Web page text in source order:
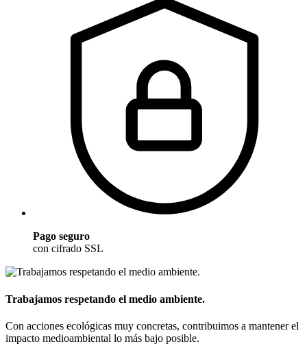
Pago seguro
con cifrado SSL
Trabajamos respetando el medio ambiente.
Con acciones ecológicas muy concretas, contribuimos a mantener el
impacto medioambiental lo más bajo posible.